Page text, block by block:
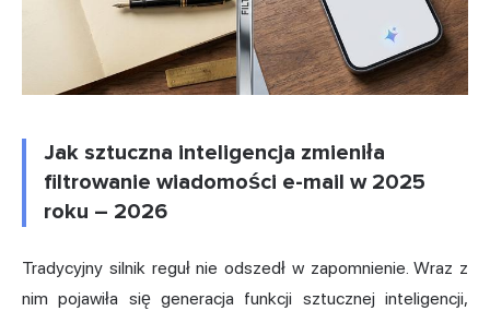
Jak sztuczna inteligencja zmieniła
filtrowanie wiadomości e-mail w 2025
roku – 2026
Tradycyjny silnik reguł nie odszedł w zapomnienie. Wraz z
nim pojawiła się generacja funkcji sztucznej inteligencji,